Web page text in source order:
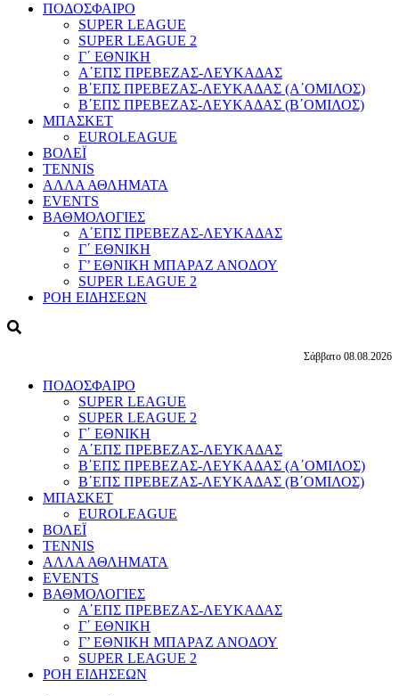
ΠΟΔΟΣΦΑΙΡΟ
SUPER LEAGUE
SUPER LEAGUE 2
Γ΄ ΕΘΝΙΚΗ
Α΄ΕΠΣ ΠΡΕΒΕΖΑΣ-ΛΕΥΚΑΔΑΣ
Β΄ΕΠΣ ΠΡΕΒΕΖΑΣ-ΛΕΥΚΑΔΑΣ (Α΄ΟΜΙΛΟΣ)
Β΄ΕΠΣ ΠΡΕΒΕΖΑΣ-ΛΕΥΚΑΔΑΣ (Β΄ΟΜΙΛΟΣ)
ΜΠΑΣΚΕΤ
EUROLEAGUE
ΒΟΛΕΪ
TENNIS
ΑΛΛΑ ΑΘΛΗΜΑΤΑ
EVENTS
ΒΑΘΜΟΛΟΓΙΕΣ
Α΄ΕΠΣ ΠΡΕΒΕΖΑΣ-ΛΕΥΚΑΔΑΣ
Γ΄ ΕΘΝΙΚΗ
Γ’ ΕΘΝΙΚΗ ΜΠΑΡΑΖ ΑΝΟΔΟΥ
SUPER LEAGUE 2
ΡΟΗ ΕΙΔΗΣΕΩΝ
Σάββατο 08.08.2026
ΠΟΔΟΣΦΑΙΡΟ
SUPER LEAGUE
SUPER LEAGUE 2
Γ΄ ΕΘΝΙΚΗ
Α΄ΕΠΣ ΠΡΕΒΕΖΑΣ-ΛΕΥΚΑΔΑΣ
Β΄ΕΠΣ ΠΡΕΒΕΖΑΣ-ΛΕΥΚΑΔΑΣ (Α΄ΟΜΙΛΟΣ)
Β΄ΕΠΣ ΠΡΕΒΕΖΑΣ-ΛΕΥΚΑΔΑΣ (Β΄ΟΜΙΛΟΣ)
ΜΠΑΣΚΕΤ
EUROLEAGUE
ΒΟΛΕΪ
TENNIS
ΑΛΛΑ ΑΘΛΗΜΑΤΑ
EVENTS
ΒΑΘΜΟΛΟΓΙΕΣ
Α΄ΕΠΣ ΠΡΕΒΕΖΑΣ-ΛΕΥΚΑΔΑΣ
Γ΄ ΕΘΝΙΚΗ
Γ’ ΕΘΝΙΚΗ ΜΠΑΡΑΖ ΑΝΟΔΟΥ
SUPER LEAGUE 2
ΡΟΗ ΕΙΔΗΣΕΩΝ